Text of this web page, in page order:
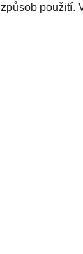
způsob použití.